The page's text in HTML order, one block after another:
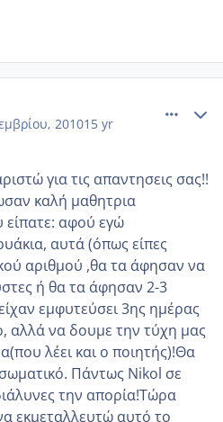
201015 yr
για τις απαντησεις σας!!
καλή μαθητρια
αφού εγώ
αυτά (όπως είπες
αριθμού ,θα τα άφησαν να
ή θα τα άφησαν 2-3
εμφυτεύσει 3ης ημέρας
αλλά να δουμε την τύχη μας
λέει και ο ποιητής)!Θα
Πάντως Nikol σε
την απορία!Τώρα
εκμεταλλευτώ αυτό το